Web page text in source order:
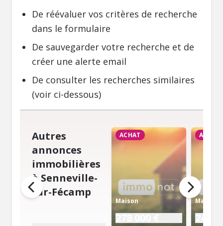
De réévaluer vos critères de recherche
dans le formulaire
De sauvegarder votre recherche et de
créer une alerte email
De consulter les recherches similaires
(voir ci-dessous)
Autres
annonces
immobilières
à Senneville-
sur-Fécamp
ACHAT
Maison
ACHAT
Maison